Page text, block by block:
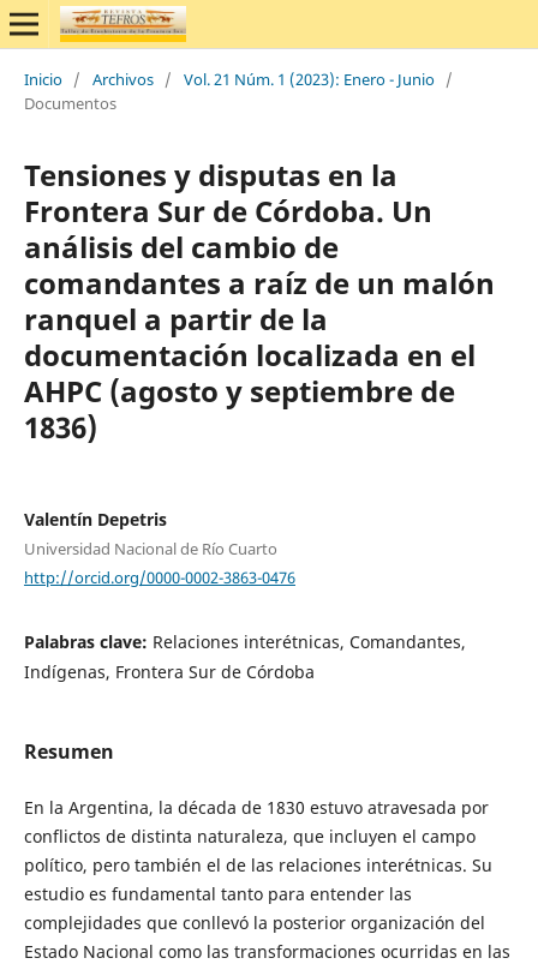
Inicio / Archivos / Vol. 21 Núm. 1 (2023): Enero - Junio /
Documentos
Tensiones y disputas en la
Frontera Sur de Córdoba. Un
análisis del cambio de
comandantes a raíz de un malón
ranquel a partir de la
documentación localizada en el
AHPC (agosto y septiembre de
1836)
Valentín Depetris
Universidad Nacional de Río Cuarto
http://orcid.org/0000-0002-3863-0476
Palabras clave: Relaciones interétnicas, Comandantes,
Indígenas, Frontera Sur de Córdoba
Resumen
En la Argentina, la década de 1830 estuvo atravesada por
conflictos de distinta naturaleza, que incluyen el campo
político, pero también el de las relaciones interétnicas. Su
estudio es fundamental tanto para entender las
complejidades que conllevó la posterior organización del
Estado Nacional como las transformaciones ocurridas en las